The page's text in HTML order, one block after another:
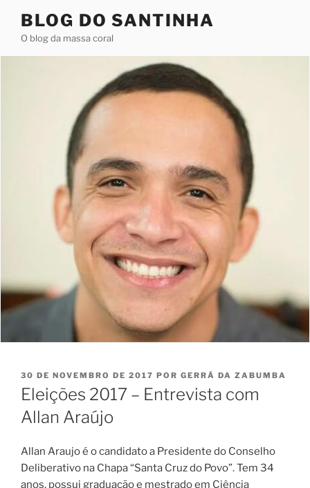
conteúdo
BLOG DO SANTINHA
O blog da massa coral
PUBLICADO
EM
30 DE NOVEMBRO DE 2017 POR GERRÁ DA ZABUMBA
Eleições 2017 – Entrevista com
Allan Araújo
Allan Araujo é o candidato a Presidente do Conselho
Deliberativo na Chapa “Santa Cruz do Povo”. Tem 34
anos, possui graduação e mestrado em Ciência